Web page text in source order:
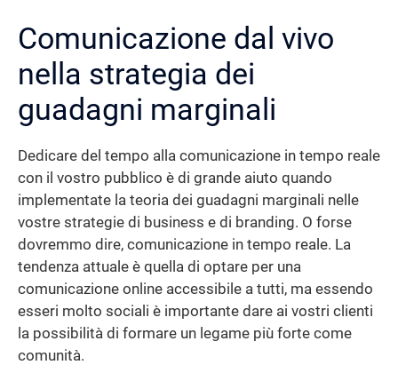
Comunicazione dal vivo
nella strategia dei
guadagni marginali
Dedicare del tempo alla comunicazione in tempo reale
con il vostro pubblico è di grande aiuto quando
implementate la teoria dei guadagni marginali nelle
vostre strategie di business e di branding. O forse
dovremmo dire, comunicazione in tempo reale. La
tendenza attuale è quella di optare per una
comunicazione online accessibile a tutti, ma essendo
esseri molto sociali è importante dare ai vostri clienti
la possibilità di formare un legame più forte come
comunità.